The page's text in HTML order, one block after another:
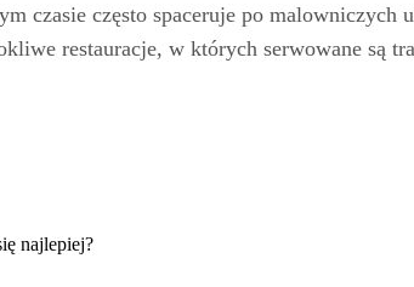
czasie często spaceruje po
restauracje, w których serwowane są
najlepiej?